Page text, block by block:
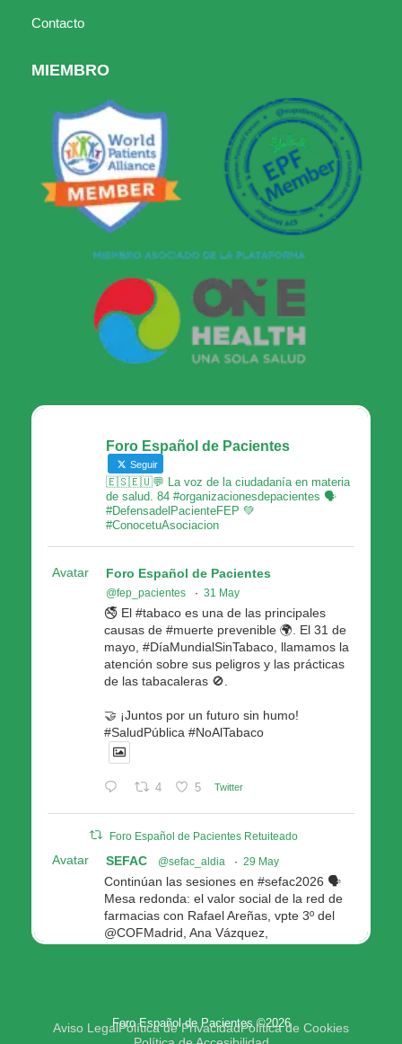
Contacto
MIEMBRO
Foro Español de Pacientes
Seguir
🇪🇸🇪🇺💬 La voz de la ciudadanía en materia
de salud. 84 #organizacionesdepacientes 🗣
#DefensadelPacienteFEP 💚
#ConocetuAsociacion
Avatar Foro Español de Pacientes
@fep_pacientes · 31 May
🚭 El #tabaco es una de las principales
causas de #muerte prevenible 🌍. El 31 de
mayo, #DíaMundialSinTabaco, llamamos la
atención sobre sus peligros y las prácticas
de las tabacaleras 🚫.
🤝 ¡Juntos por un futuro sin humo!
#SaludPública #NoAlTabaco
4 5 Twitter
Foro Español de Pacientes Retuiteado
Avatar SEFAC @sefac_aldia · 29 May
Continúan las sesiones en #sefac2026 🗣️
Mesa redonda: el valor social de la red de
farmacias con Rafael Areñas, vpte 3º del
@COFMadrid, Ana Vázquez,
4 4 Twitter
Foro Español de Pacientes ©2026
Aviso LegalPolítica de PrivacidadPolítica de Cookies